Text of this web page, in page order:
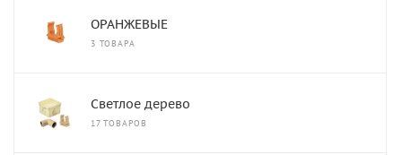
ОРАНЖЕВЫЕ
3 ТОВАРА
Светлое дерево
17 ТОВАРОВ